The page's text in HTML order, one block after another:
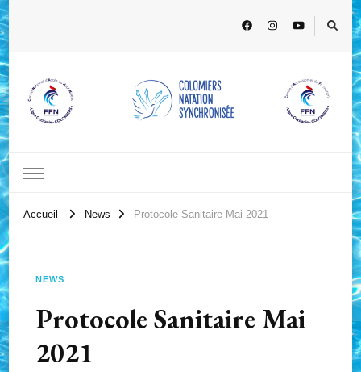
Accueil News Protocole Sanitaire Mai 2021
NEWS
Protocole Sanitaire Mai
2021